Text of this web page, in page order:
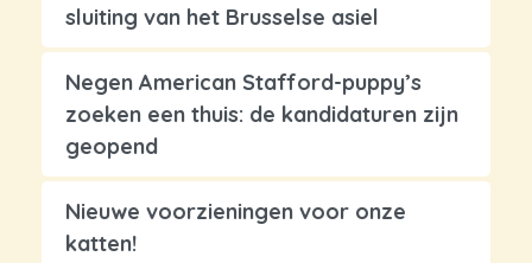
sluiting van het Brusselse asiel
Negen American Stafford-puppy’s
zoeken een thuis: de kandidaturen zijn
geopend
Nieuwe voorzieningen voor onze
katten!